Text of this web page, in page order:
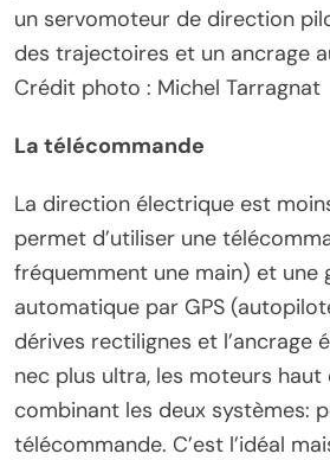
un servomoteur de direction
des trajectoires et un ancrage
Crédit photo : Michel Tarragnat
La télécommande
La direction électrique est
permet d’utiliser une
fréquemment une main) et une
automatique par GPS
dérives rectilignes et l’ancrage
nec plus ultra, les moteurs haut
combinant les deux systèmes:
télécommande. C’est l’idéal